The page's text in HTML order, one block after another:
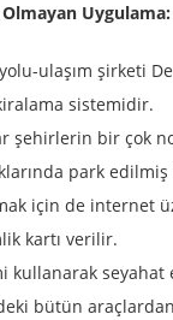
Uygulama:
ulaşım şirketi
sistemidir.
şehirlerin bir çok
park
için de internet
kartı verilir.
kullanarak
bütün